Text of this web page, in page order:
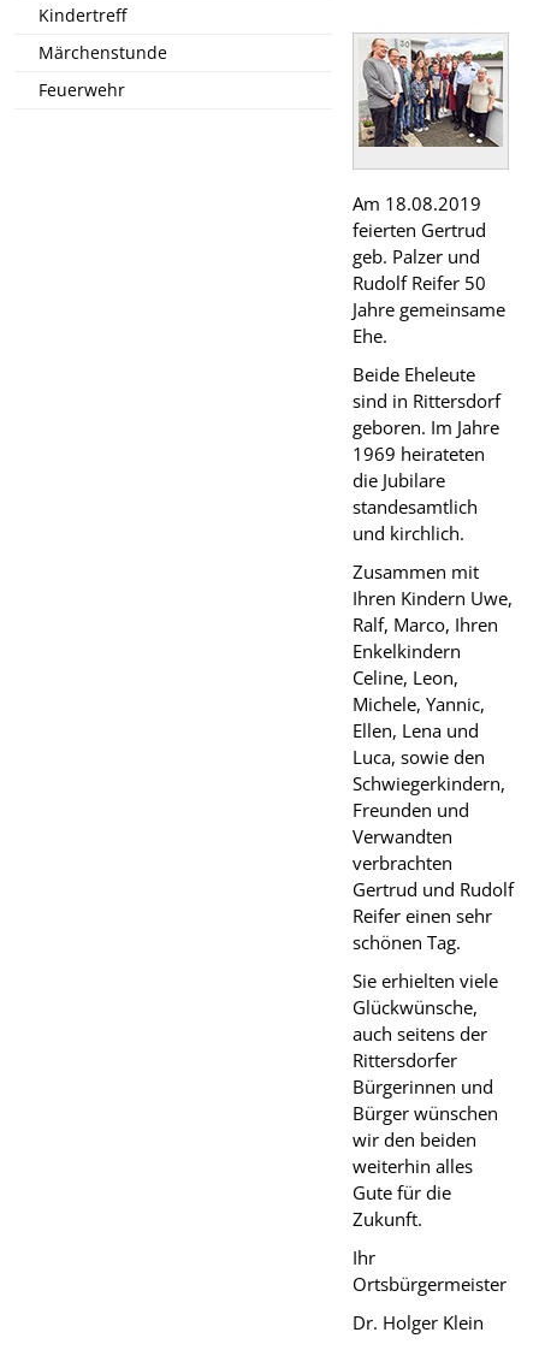
Kindertreff
Märchenstunde
Feuerwehr
Am 18.08.2019
feierten Gertrud
geb. Palzer und
Rudolf Reifer 50
Jahre gemeinsame
Ehe.
Beide Eheleute
sind in Rittersdorf
geboren. Im Jahre
1969 heirateten
die Jubilare
standesamtlich
und kirchlich.
Zusammen mit
Ihren Kindern Uwe,
Ralf, Marco, Ihren
Enkelkindern
Celine, Leon,
Michele, Yannic,
Ellen, Lena und
Luca, sowie den
Schwiegerkindern,
Freunden und
Verwandten
verbrachten
Gertrud und Rudolf
Reifer einen sehr
schönen Tag.
Sie erhielten viele
Glückwünsche,
auch seitens der
Rittersdorfer
Bürgerinnen und
Bürger wünschen
wir den beiden
weiterhin alles
Gute für die
Zukunft.
Ihr
Ortsbürgermeister
Dr. Holger Klein